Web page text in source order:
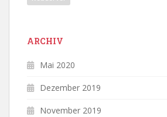
ARCHIV
Mai 2020
Dezember 2019
November 2019